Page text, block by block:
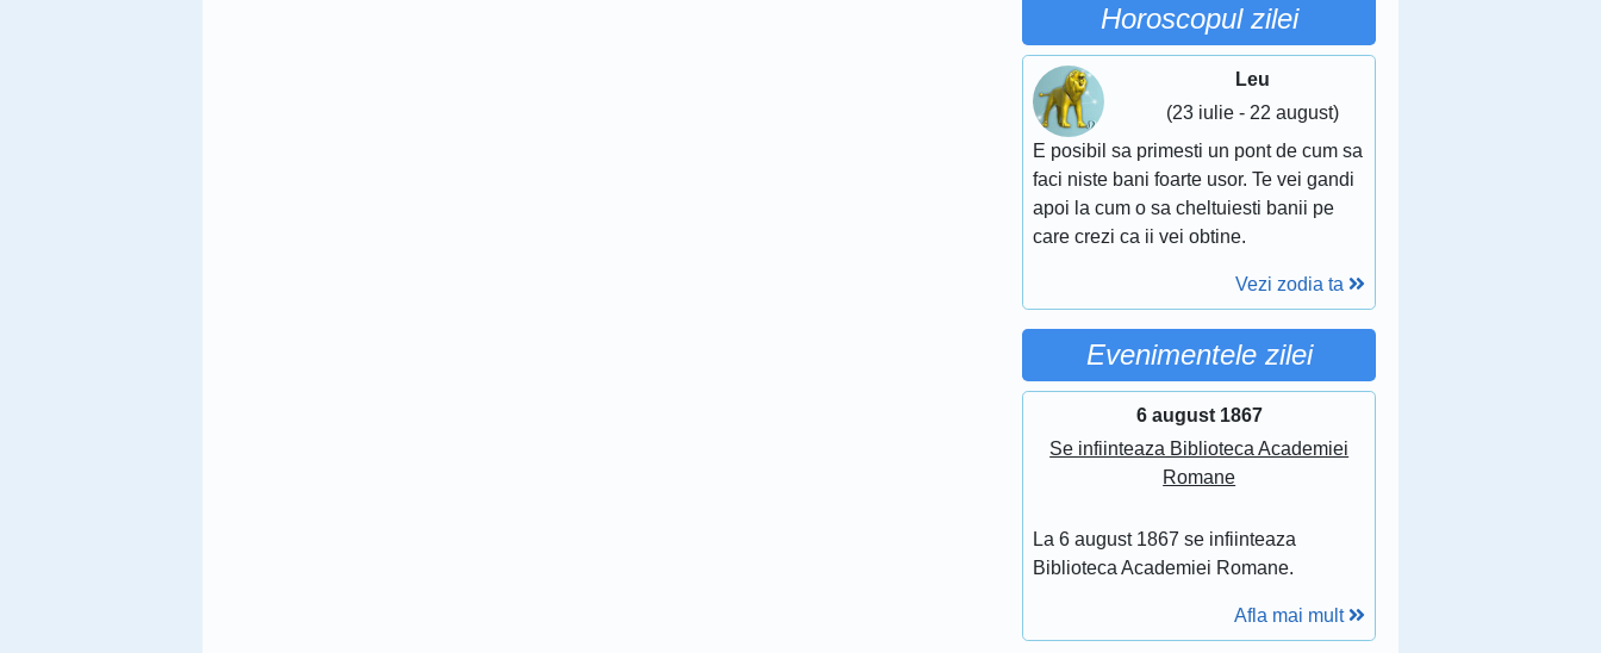
Horoscopul zilei
Leu
(23 iulie - 22 august)
E posibil sa primesti un pont de cum sa
faci niste bani foarte usor. Te vei gandi
apoi la cum o sa cheltuiesti banii pe
care crezi ca ii vei obtine.
Vezi zodia ta
Evenimentele zilei
6 august 1867
Se infiinteaza Biblioteca Academiei
Romane
La 6 august 1867 se infiinteaza
Biblioteca Academiei Romane.
Afla mai mult